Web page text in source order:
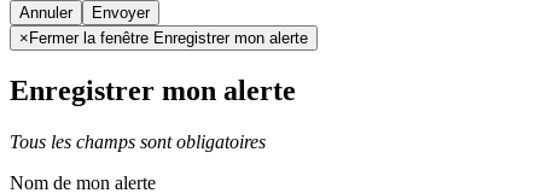
Annuler
× Fermer la fenêtre Enregistrer mon alerte
Enregistrer mon alerte
Tous les champs sont obligatoires
Nom de mon alerte